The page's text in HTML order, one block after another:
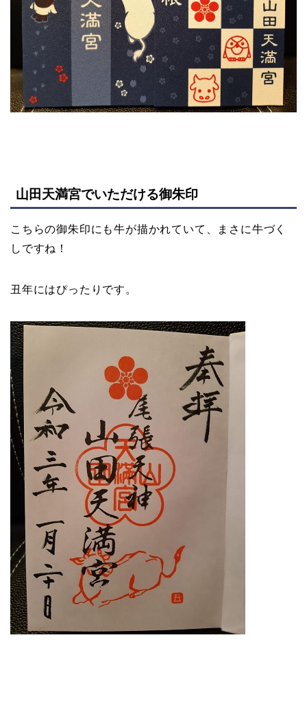
山田天満宮でいただける御朱印
こちらの御朱印にも牛が描かれていて、まさに牛づく
しですね！
丑年にはぴったりです。